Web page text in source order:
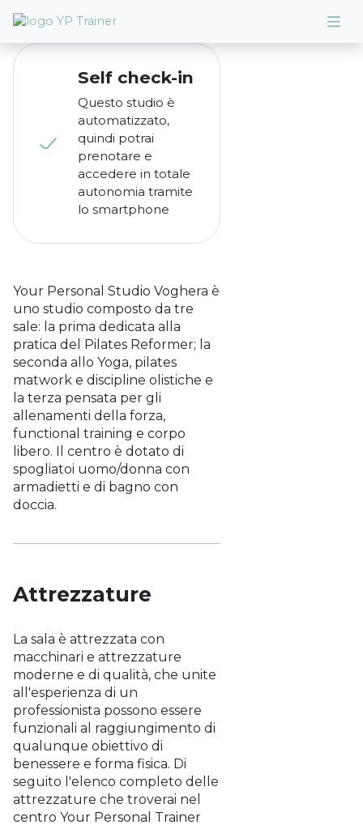

Self check-in
Questo studio è
automatizzato,
quindi potrai
prenotare e
accedere in totale
autonomia tramite
lo smartphone
Your Personal Studio Voghera è
uno studio composto da tre
sale: la prima dedicata alla
pratica del Pilates Reformer; la
seconda allo Yoga, pilates
matwork e discipline olistiche e
la terza pensata per gli
allenamenti della forza,
functional training e corpo
libero. Il centro è dotato di
spogliatoi uomo/donna con
armadietti e di bagno con
doccia.
Attrezzature
La sala è attrezzata con
macchinari e attrezzature
moderne e di qualità, che unite
all'esperienza di un
professionista possono essere
funzionali al raggiungimento di
qualunque obiettivo di
benessere e forma fisica. Di
seguito l'elenco completo delle
attrezzature che troverai nel
centro Your Personal Trainer